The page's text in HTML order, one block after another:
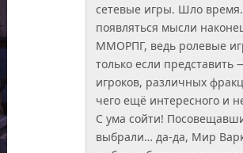
сетевые игры. Шло
появляться мысли
ММОРПГ, ведь ролевые
только если представить
игроков, различных
чего ещё интересного и
С ума сойти!
выбрали… да-да, Мир